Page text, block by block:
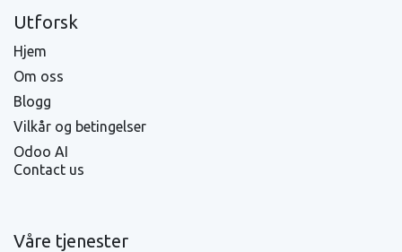
Utforsk
Hjem
Om oss
Blogg
Vilkår og betingelser
Odoo AI
Contact us
Våre tjenester